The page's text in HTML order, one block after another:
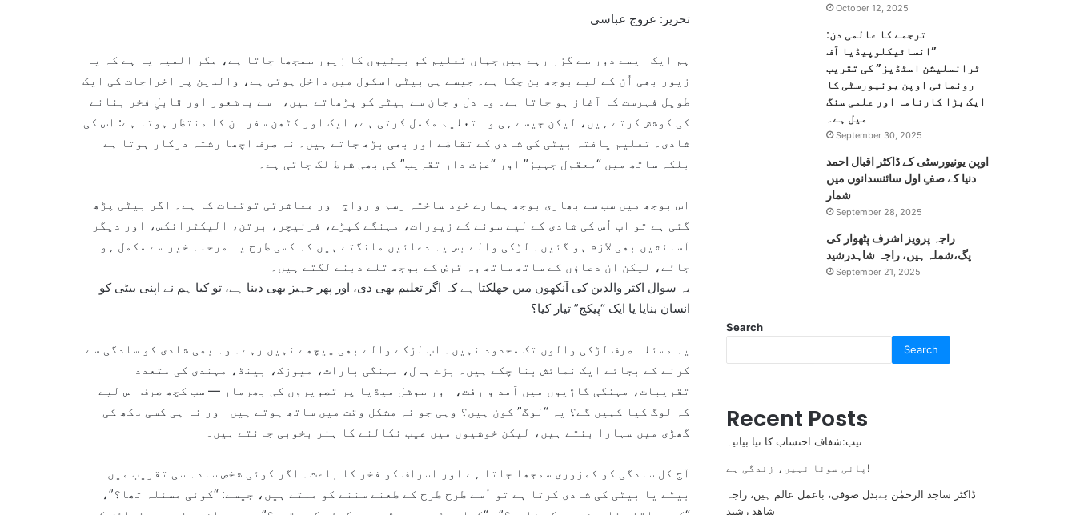
تحریر: عروج عباسی
ہم ایک ایسے دور سے گزر رہے ہیں جہاں تعلیم کو بیٹیوں کا زیور سمجھا جاتا ہے، مگر المیہ یہ ہے کہ یہ
زیور بھی اُن کے لیے بوجھ بن چکا ہے۔ جیسے ہی بیٹی اسکول میں داخل ہوتی ہے، والدین پر اخراجات کی ایک
طویل فہرست کا آغاز ہو جاتا ہے۔ وہ دل و جان سے بیٹی کو پڑھاتے ہیں، اسے باشعور اور قابلِ فخر بنانے
کی کوشش کرتے ہیں، لیکن جیسے ہی وہ تعلیم مکمل کرتی ہے، ایک اور کٹھن سفر ان کا منتظر ہوتا ہے: اس کی
شادی۔ تعلیم یافتہ بیٹی کی شادی کے تقاضے اور بھی بڑھ جاتے ہیں۔ نہ صرف اچھا رشتہ درکار ہوتا ہے
بلکہ ساتھ میں “معقول جہیز” اور “عزت دار تقریب” کی بھی شرط لگ جاتی ہے۔
اس بوجھ میں سب سے بھاری بوجھ ہمارے خود ساختہ رسم و رواج اور معاشرتی توقعات کا ہے۔ اگر بیٹی پڑھ
گئی ہے تو اب اُس کی شادی کے لیے سونے کے زیورات، مہنگے کپڑے، فرنیچر، برتن، الیکٹرانکس، اور دیگر
آسائشیں بھی لازم ہو گئیں۔ لڑکی والے بس یہ دعائیں مانگتے ہیں کہ کسی طرح یہ مرحلہ خیر سے مکمل ہو
جائے، لیکن ان دعاؤں کے ساتھ ساتھ وہ قرض کے بوجھ تلے دبنے لگتے ہیں۔
یہ سوال اکثر والدین کی آنکھوں میں جھلکتا ہے کہ اگر تعلیم بھی دی، اور پھر جہیز بھی دینا ہے، تو کیا ہم نے اپنی بیٹی کو
انسان بنایا یا ایک “پیکج” تیار کیا؟
یہ مسئلہ صرف لڑکی والوں تک محدود نہیں۔ اب لڑکے والے بھی پیچھے نہیں رہے۔ وہ بھی شادی کو سادگی سے
کرنے کے بجائے ایک نمائش بنا چکے ہیں۔ بڑے ہال، مہنگی بارات، میوزک، بینڈ، مہندی کی متعدد
تقریبات، مہنگی گاڑیوں میں آمد و رفت، اور سوشل میڈیا پر تصویروں کی بھرمار — سب کچھ صرف اس لیے
کہ لوگ کیا کہیں گے؟ یہ “لوگ” کون ہیں؟ وہی جو نہ مشکل وقت میں ساتھ ہوتے ہیں اور نہ ہی کسی دکھ کی
گھڑی میں سہارا بنتے ہیں، لیکن خوشیوں میں عیب نکالنے کا ہنر بخوبی جانتے ہیں۔
آج کل سادگی کو کمزوری سمجھا جاتا ہے اور اسراف کو فخر کا باعث۔ اگر کوئی شخص سادہ سی تقریب میں
بیٹے یا بیٹی کی شادی کرتا ہے تو اُسے طرح طرح کے طعنے سننے کو ملتے ہیں، جیسے: “کوئی مسئلہ تھا؟”،
October 12, 2025
ترجمے کا عالمی دن:
”انسائیکلوپیڈیا آف
ٹرانسلیشن اسٹڈیز” کی تقریب
رونمائی اوپن یونیورسٹی کا
ایک بڑا کارنامہ اور علمی سنگ
میل ہے۔
September 30, 2025
اوپن یونیورسٹی کے ڈاکٹر اقبال احمد
دنیا کے صفِ اول سائنسدانوں میں
شمار
September 28, 2025
راجہ پرویز اشرف پٹھوار کی
پگ،شملہ ہیں، راجہ شاہدرشید
September 21, 2025
Search
Search
Recent Posts
نیب:شفاف احتساب کا نیا بیانیہ
پانی سونا نہیں، زندگی ہے!
ڈاکٹر ساجد الرحمٰن بےبدل صوفی، باعمل عالم ہیں، راجہ
شاھد رشید